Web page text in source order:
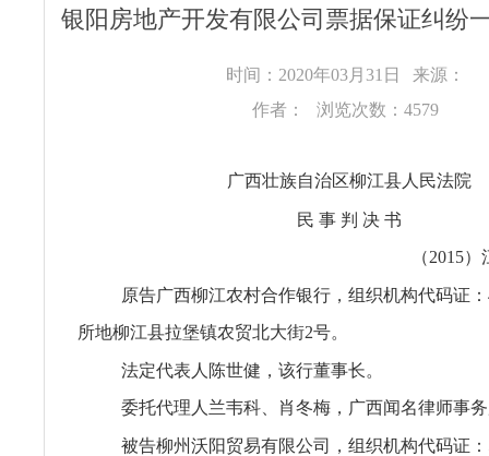
银阳房地产开发有限公司票据保证纠纷
时间：2020年03月31日
来源：
作者：
浏览次数：4579
广西壮族自治区柳江县人民法院
民 事 判 决 书
（2015
原告广西柳江农村合作银行，组织机构代码证
所地柳江县拉堡镇农贸北大街2号。
法定代表人陈世健，该行董事长。
委托代理人兰韦科、肖冬梅，广西闻名律师事
被告柳州沃阳贸易有限公司，组织机构代码证